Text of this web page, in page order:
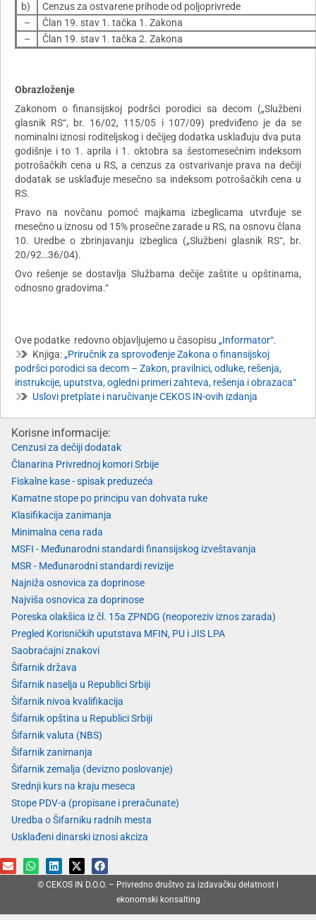
b)
Cenzus za ostvarene prihode od poljoprivrede
–
Član 19. stav 1. tačka 1. Zakona
–
Član 19. stav 1. tačka 2. Zakona
Obrazloženje
Zakonom o finansijskoj podršci porodici sa decom („Službeni
glasnik RS“, br. 16/02, 115/05 i 107/09) predviđeno je da se
nominalni iznosi roditeljskog i dečijeg dodatka usklađuju dva puta
godišnje i to 1. aprila i 1. oktobra sa šestomesečnim indeksom
potrošačkih cena u RS, a cenzus za ostvarivanje prava na dečiji
dodatak se usklađuje mesečno sa indeksom potrošačkih cena u
RS.
Pravo na novčanu pomoć majkama izbeglicama utvrđuje se
mesečno u iznosu od 15% prosečne zarade u RS, na osnovu člana
10. Uredbe o zbrinjavanju izbeglica („Službeni glasnik RS“, br.
20/92…36/04).
Ovo rešenje se dostavlja Službama dečije zaštite u opštinama,
odnosno gradovima.“
Ove podatke redovno objavljujemo u časopisu „Informator“.
Knjiga:„Priručnik za sprovođenje Zakona o finansijskoj
podršci porodici sa decom – Zakon, pravilnici, odluke, rešenja,
instrukcije, uputstva, ogledni primeri zahteva, rešenja i obrazaca“
Uslovi pretplate i naručivanje CEKOS IN-ovih izdanja
Korisne informacije:
Cenzusi za dečiji dodatak
Članarina Privrednoj komori Srbije
Fiskalne kase - spisak preduzeća
Kamatne stope po principu van dohvata ruke
Klasifikacija zanimanja
Minimalna cena rada
MSFI - Međunarodni standardi finansijskog izveštavanja
MSR - Međunarodni standardi revizije
Najniža osnovica za doprinose
Najviša osnovica za doprinose
Poreska olakšica iz čl. 15a ZPNDG (neoporeziv iznos zarada)
Pregled Korisničkih uputstava MFIN, PU i JIS LPA
Saobraćajni znakovi
Šifarnik država
Šifarnik naselja u Republici Srbiji
Šifarnik nivoa kvalifikacija
Šifarnik opština u Republici Srbiji
Šifarnik valuta (NBS)
Šifarnik zanimanja
Šifarnik zemalja (devizno poslovanje)
Srednji kurs na kraju meseca
Stope PDV-a (propisane i preračunate)
Uredba o Šifarniku radnih mesta
Usklađeni dinarski iznosi akciza
© CEKOS IN D.O.O. – Privredno društvo za izdavačku delatnost i
ekonomski konsalting